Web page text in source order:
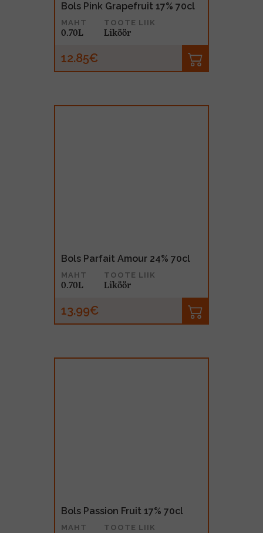
Bols Pink Grapefruit 17% 70cl
MAHT
0.70L
TOOTE LIIK
Liköör
12.85€
Bols Parfait Amour 24% 70cl
MAHT
0.70L
TOOTE LIIK
Liköör
13.99€
Bols Passion Fruit 17% 70cl
MAHT
TOOTE LIIK